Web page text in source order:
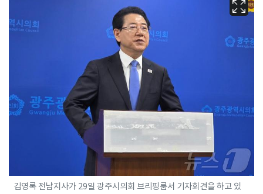
김영록 전남지사가 29일 광주시의회 브리핑룸서 기자회견을 하고 있